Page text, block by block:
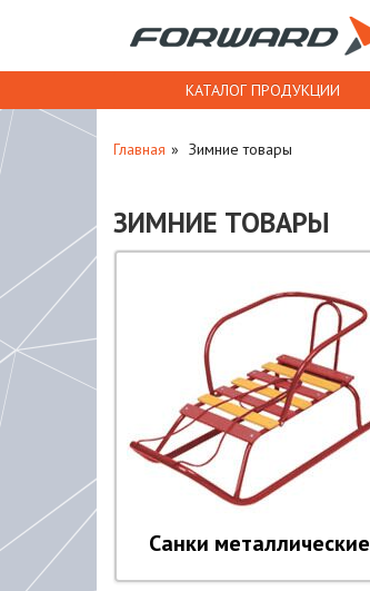
КАТАЛОГ ПРОДУКЦИИ
Главная Зимние товары
ЗИМНИЕ ТОВАРЫ
Санки металлические